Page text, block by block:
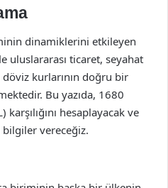
dinamiklerini etkileyen
uluslararası ticaret, seyahat
döviz kurlarının doğru bir
Bu yazıda, 1680
karşılığını hesaplayacak ve
bilgiler vereceğiz.